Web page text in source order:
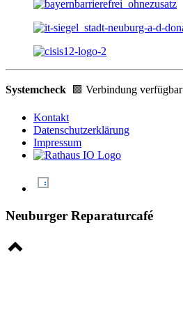
Systemcheck 🟩 Verbindung verfügbar
Kontakt
Datenschutzerklärung
Impressum
Neuburger Reparaturcafé